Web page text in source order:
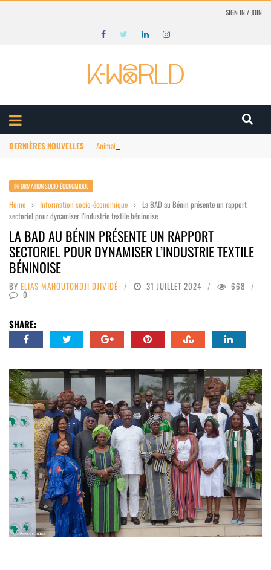
SIGN IN / JOIN
DERNIÈRES NOUVELLES Animation Afrique : structuration du marché
INFORMATION SOCIO-ÉCONOMIQUE
Home › Information socio-économique › La BAD au Bénin présente un rapport
sectoriel pour dynamiser l’industrie textile béninoise
LA BAD AU BÉNIN PRÉSENTE UN RAPPORT
SECTORIEL POUR DYNAMISER L’INDUSTRIE TEXTILE
BÉNINOISE
BY ELIAS MAHOUTONDJI DJIVIDÉ 31 JUILLET 2024 668
0
SHARE: